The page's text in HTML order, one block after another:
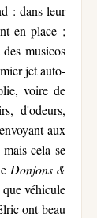
: dans leur
en place ;
musicos
jet auto-
voire de
d'odeurs,
aux
cela se
Donjons &
véhicule
ont beau